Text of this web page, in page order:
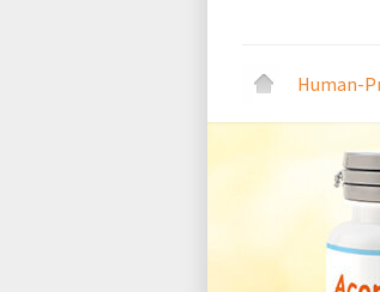
Human-